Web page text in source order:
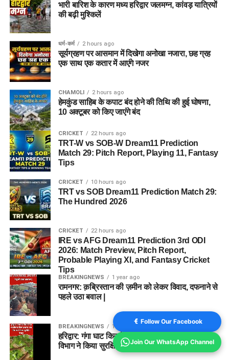
भारी बारिश के कारण मध्य हरिद्वार जलमग्न, कांवड़ यात्रियों
की बढ़ी मुश्किलें
धर्म-कर्म 2 hours ago
सूर्यग्रहण पर आसमान में दिखेगा अनोखा नजारा, छह ग्रह
एक साथ एक कतार में आएंगे नजर
CHAMOLI 2 hours ago
हेमकुंड साहिब के कपाट बंद होने की तिथि की हुई घोषणा,
10 अक्टूबर को किए जाएंंगे बंद
CRICKET 22 hours ago
TRT-W vs SOB-W Dream11 Prediction
Match 29: Pitch Report, Playing 11, Fantasy
Tips
CRICKET 10 hours ago
TRT vs SOB Dream11 Prediction Match 29:
The Hundred 2026
CRICKET 22 hours ago
IRE vs AFG Dream11 Prediction 3rd ODI
2026: Match Preview, Pitch Report,
Probable Playing XI, and Fantasy Cricket
Tips
BREAKINGNEWS 1 year ago
रामनगर: क़ब्रिस्तान की ज़मीन को लेकर विवाद, दफनाने से
पहले उठा बवाल |
BREAKINGNEWS 1 year ago
हरिद्वार: गंगा घाट किनारे पेड़ पर लिपटा मिला अजगर, वन
विभाग ने किया सुरक्षित रेस्क्यू
Follow Our Facebook
Join Our WhatsApp Channel